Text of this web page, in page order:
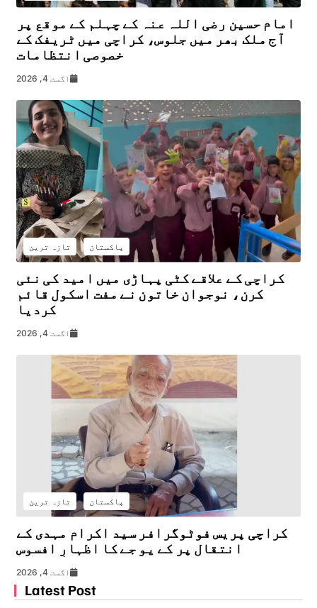
امام حسین رضی اللہ عنہ کے چہلم کے موقع پر
آج ملک بھر میں جلوس، کراچی میں ٹریفک کے
خصوصی انتظامات
اگست 4, 2026
پاکستان تازہ ترین
کراچی کے علاقے کٹی پہاڑی میں امید کی نئی
کرن، نوجوان خاتون نے مفت اسکول قائم
کردیا
اگست 4, 2026
پاکستان تازہ ترین
کراچی پریس فوٹوگرافر سید اکرام مہدی کے
انتقال پر کے یو جے کا اظہارِ افسوس
اگست 4, 2026
Latest Post